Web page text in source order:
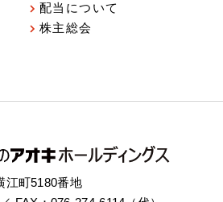
配当について
株主総会
江町5180番地